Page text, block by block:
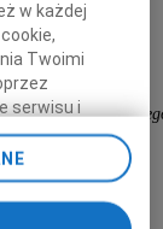
współczucia
i Pracownicy
w każdej
Twoimi
serwisu i
za